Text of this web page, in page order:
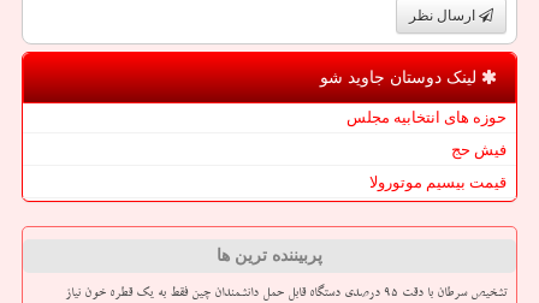
ارسال نظر
لینک دوستان جاوید شو
حوزه های انتخابیه مجلس
فیش حج
قیمت بیسیم موتورولا
پربیننده ترین ها
تشخیص سرطان با دقت ۹۵ درصدی دستگاه قابل حمل دانشمندان چین فقط به یک قطره خون نیاز